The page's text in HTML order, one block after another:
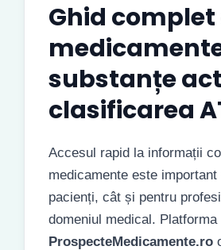
Ghid
substanțe
clasificarea
Accesul rapid la informații
medicamente este
pacienți, cât și pentru
domeniul medical. Platforma
ProspecteMedicamente.ro